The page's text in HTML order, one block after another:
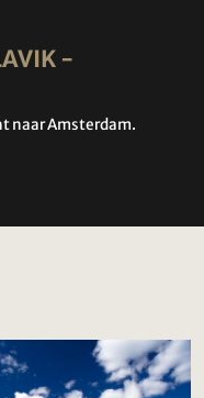
-
naar Amsterdam.